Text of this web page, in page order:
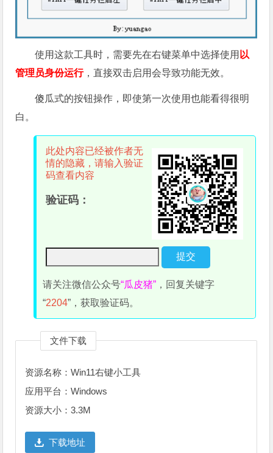
使用这款工具时，需要先在右键菜单中选择使用 以
管理员身份运行，直接双击启用会导致功能无效。
傻瓜式的按钮操作，即使第一次使用也能看得很明
白。
此处内容已经被作者无
情的隐藏，请输入验证
码查看内容
验证码：
请关注微信公众号“瓜皮猪” ，回复关键字
“2204”，获取验证码。
文件下载
资源名称：Win11右键小工具
应用平台：Windows
资源大小：3.3M
下载地址